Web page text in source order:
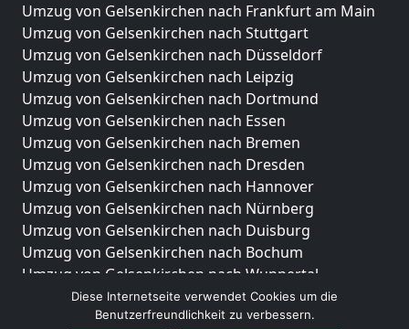
Umzug von Gelsenkirchen nach Frankfurt am Main
Umzug von Gelsenkirchen nach Stuttgart
Umzug von Gelsenkirchen nach Düsseldorf
Umzug von Gelsenkirchen nach Leipzig
Umzug von Gelsenkirchen nach Dortmund
Umzug von Gelsenkirchen nach Essen
Umzug von Gelsenkirchen nach Bremen
Umzug von Gelsenkirchen nach Dresden
Umzug von Gelsenkirchen nach Hannover
Umzug von Gelsenkirchen nach Nürnberg
Umzug von Gelsenkirchen nach Duisburg
Umzug von Gelsenkirchen nach Bochum
Umzug von Gelsenkirchen nach Wuppertal
Umzug von Gelsenkirchen nach Bielefeld
Umzug von Gelsenkirchen nach Bonn
Diese Internetseite verwendet Cookies um die
Benutzerfreundlichkeit zu verbessern.